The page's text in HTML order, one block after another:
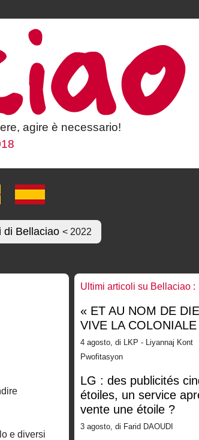
agire è necessario!
di Bellaciao < 2022
e diversi
Ultimi articoli su Bellaciao :
« ET AU NOM DE
VIVE LA
4 agosto, di LKP - Liyannaj Kont
Pwofitasyon
LG : des publicités
étoiles, un service
vente une étoile ?
3 agosto, di Farid DAOUDI